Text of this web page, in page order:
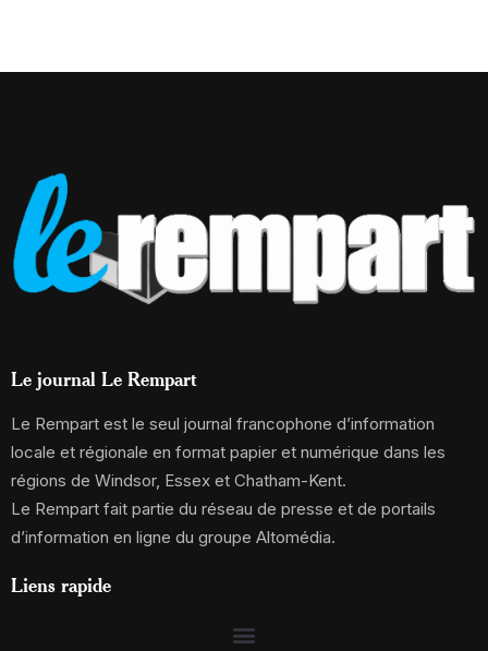
Le journal Le Rempart
Le Rempart est le seul journal francophone d’information
locale et régionale en format papier et numérique dans les
régions de Windsor, Essex et Chatham-Kent.
Le Rempart fait partie du réseau de presse et de portails
d’information en ligne du groupe Altomédia.
Liens rapide